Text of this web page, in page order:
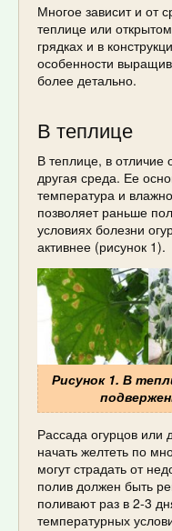
Многое зависит и от
теплице или
грядках и в
особенности
более детально.
В теплице
В теплице, в отличие
другая среда. Ее
температура и
позволяет раньше
условиях болезни
активнее (рисунок 1).
Рисунок 1. В
Рассада огурцов или
начать желтеть по
могут страдать от
полив должен быть
поливают раз в 2-3
температурных